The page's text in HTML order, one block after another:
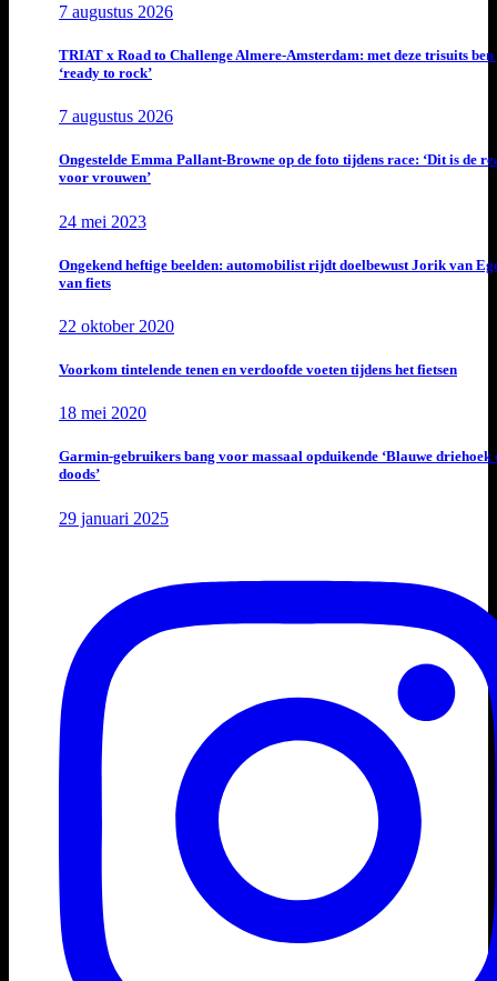
7 augustus 2026
TRIAT x Road to Challenge Almere-Amsterdam: met deze trisuits ben
‘ready to rock’
7 augustus 2026
Ongestelde Emma Pallant-Browne op de foto tijdens race: ‘Dit is de
voor vrouwen’
24 mei 2023
Ongekend heftige beelden: automobilist rijdt doelbewust Jorik van
van fiets
22 oktober 2020
Voorkom tintelende tenen en verdoofde voeten tijdens het fietsen
18 mei 2020
Garmin-gebruikers bang voor massaal opduikende ‘Blauwe driehoek
doods’
29 januari 2025